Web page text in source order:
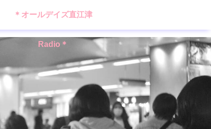
＊オールデイズ直江津
Radio＊